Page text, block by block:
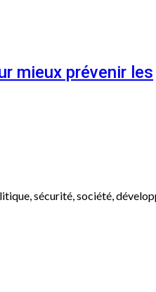
mieux prévenir les
sécurité, société,